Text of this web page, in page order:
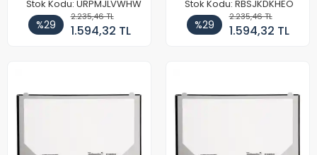
Stok Kodu: URPMJLVWHW
%29
2.235,46 TL
1.594,32 TL
Stok Kodu: RBSJKDKHEO
%29
2.235,46 TL
1.594,32 TL